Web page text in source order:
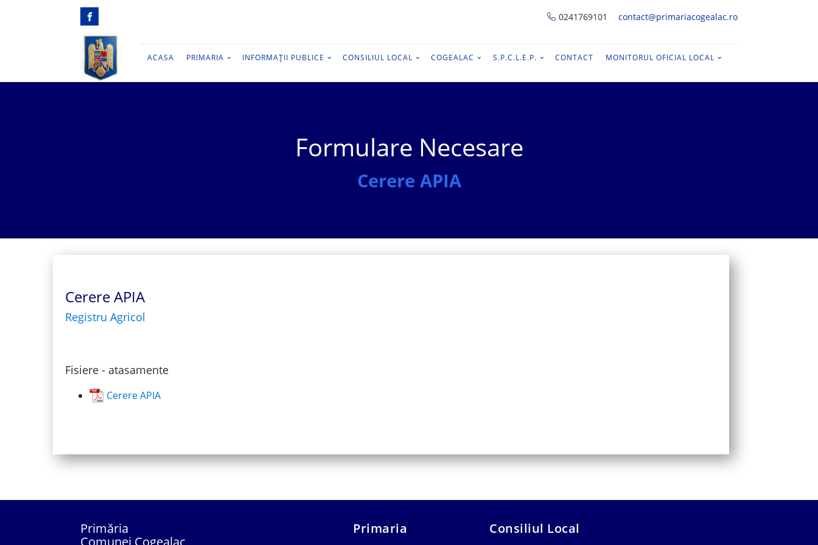
0241769101 contact@primariacogealac.ro
ACASA PRIMARIA INFORMAȚII PUBLICE CONSILIUL LOCAL COGEALAC S.P.C.L.E.P. CONTACT MONITORUL OFICIAL LOCAL
Formulare Necesare
Cerere APIA
Cerere APIA
Registru Agricol
Fisiere - atasamente
Cerere APIA
Primăria
Comunei Cogealac
Primaria Consiliul Local